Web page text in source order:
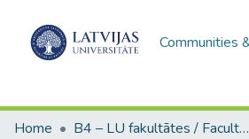
Communities
Home
B4 – LU fakultātes / Faculties of the UL